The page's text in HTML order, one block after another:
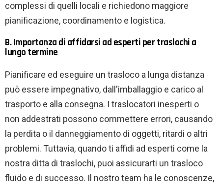
complessi di quelli locali e richiedono maggiore
pianificazione, coordinamento e logistica.
B. Importanza di affidarsi ad esperti per traslochi a
lungo termine
Pianificare ed eseguire un trasloco a lunga distanza
può essere impegnativo, dall'imballaggio e carico al
trasporto e alla consegna. I traslocatori inesperti o
non addestrati possono commettere errori, causando
la perdita o il danneggiamento di oggetti, ritardi o altri
problemi. Tuttavia, quando ti affidi ad esperti come la
nostra ditta di traslochi, puoi assicurarti un trasloco
fluido e di successo. Il nostro team ha le conoscenze,